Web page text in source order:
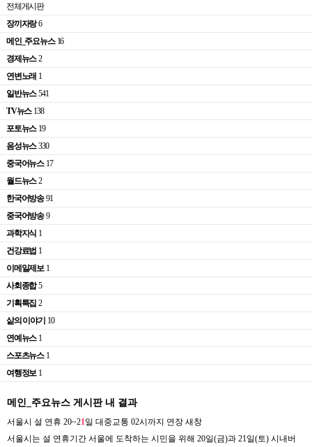
전체게시판
장끼자랑 6
메인_주요뉴스 16
경제뉴스 2
연변노래 1
일반뉴스 541
TV뉴스 138
포토뉴스 19
음성뉴스 330
중국어뉴스 17
월드뉴스 2
한국어방송 91
중국어방송 9
과학지식 1
건강료법 1
이메일제보 1
사회종합 5
기획특집 2
삶의 이야기 10
연예뉴스 1
스포츠뉴스 1
여행정보 1
메인_주요뉴스 게시판 내 결과
서울시 설 연휴 20~21 일 대중교통 02시까지 연장 새창
서울시는 설 연휴기간 서울에 도착하는 시민을 위해 20일(금)과 21일(토) 시내버